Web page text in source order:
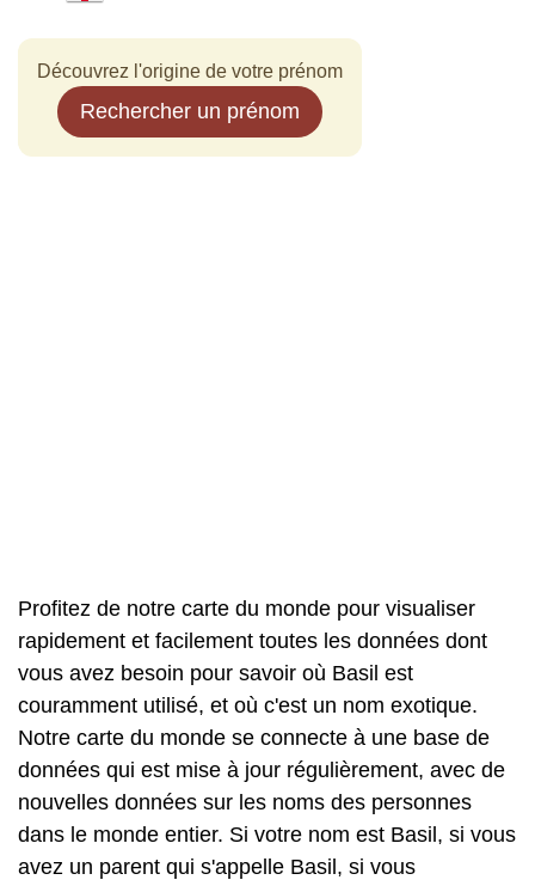
Découvrez l'origine de votre prénom
Rechercher un prénom
Profitez de notre carte du monde pour visualiser
rapidement et facilement toutes les données dont
vous avez besoin pour savoir où Basil est
couramment utilisé, et où c'est un nom exotique.
Notre carte du monde se connecte à une base de
données qui est mise à jour régulièrement, avec de
nouvelles données sur les noms des personnes
dans le monde entier. Si votre nom est Basil, si vous
avez un parent qui s'appelle Basil, si vous